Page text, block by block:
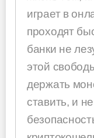
играет в
проходят
банки не
этой
держать
ставить, и